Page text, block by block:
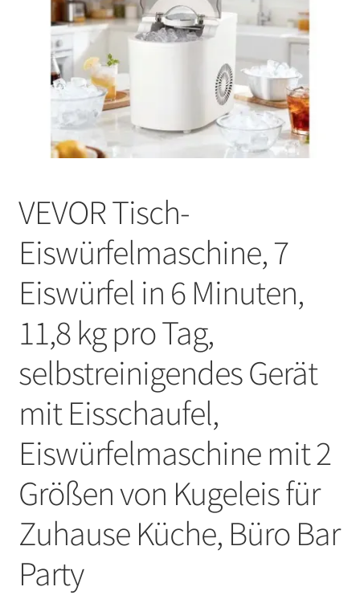
VEVOR Tisch-
Eiswürfelmaschine, 7
Eiswürfel in 6 Minuten,
11,8 kg pro Tag,
selbstreinigendes Gerät
mit Eisschaufel,
Eiswürfelmaschine mit 2
Größen von Kugeleis für
Zuhause Küche, Büro Bar
Party